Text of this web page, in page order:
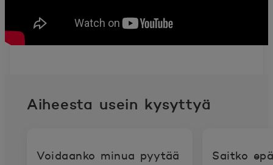
Aiheesta usein kysyttyä
Voidaanko minua pyytää
Saitko